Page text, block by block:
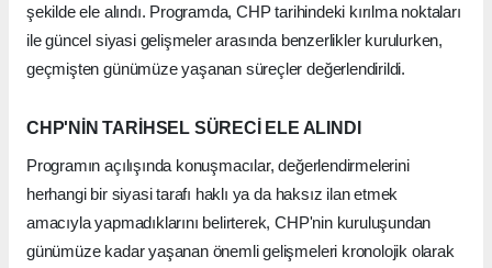
şekilde ele alındı. Programda, CHP tarihindeki kırılma noktaları
ile güncel siyasi gelişmeler arasında benzerlikler kurulurken,
geçmişten günümüze yaşanan süreçler değerlendirildi.
CHP'NİN TARİHSEL SÜRECİ ELE ALINDI
Programın açılışında konuşmacılar, değerlendirmelerini
herhangi bir siyasi tarafı haklı ya da haksız ilan etmek
amacıyla yapmadıklarını belirterek, CHP'nin kuruluşundan
günümüze kadar yaşanan önemli gelişmeleri kronolojik olarak